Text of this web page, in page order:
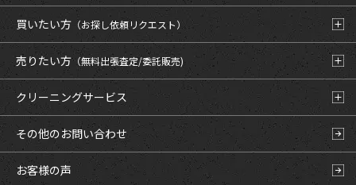
買いたい方 （お探し依頼リクエスト）
売りたい方（無料出張査定/委託販売)
クリーニングサービス
その他のお問い合わせ
お客様の声